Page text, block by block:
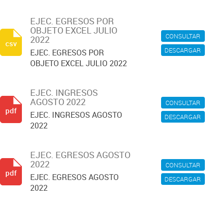
CONSULTAR
DESCARGAR
EJEC. EGRESOS POR
OBJETO EXCEL JULIO
2022
EJEC. EGRESOS POR
OBJETO EXCEL JULIO 2022
csv
CONSULTAR
DESCARGAR
EJEC. INGRESOS
AGOSTO 2022
EJEC. INGRESOS AGOSTO
2022
pdf
CONSULTAR
DESCARGAR
EJEC. EGRESOS AGOSTO
2022
EJEC. EGRESOS AGOSTO
2022
pdf